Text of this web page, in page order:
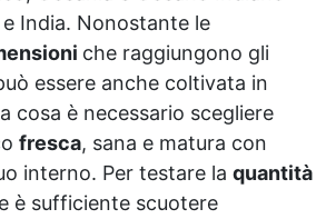
India. Nonostante le
che raggiungono gli
essere anche coltivata in
cosa è necessario scegliere
fresca, sana e matura con
interno. Per testare la quantità
è sufficiente scuotere